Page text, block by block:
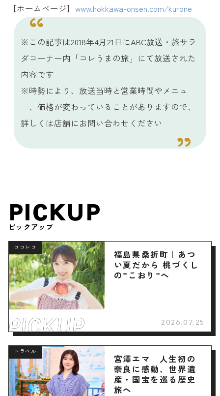
【ホームページ】 www.hokkawa-onsen.com/kurone
※この記事は2018年4月21日にABC放送・旅サラ
ダコーナー内「コレうまの旅」にて放送された
内容です
※時勢により、放送当時と営業時間やメニュ
ー、価格が変わっていることがありますので、
詳しくは店舗にお問い合わせください
PICKUP
ピックアップ
ロコレコ
福島県桑折町｜あつ
い夏だから 桃づくし
の”こおり”へ
2026.07.25
トラベル
宮澤エマ 人生初の
奈良に感動、世界遺
産・国宝を巡る歴史
旅へ